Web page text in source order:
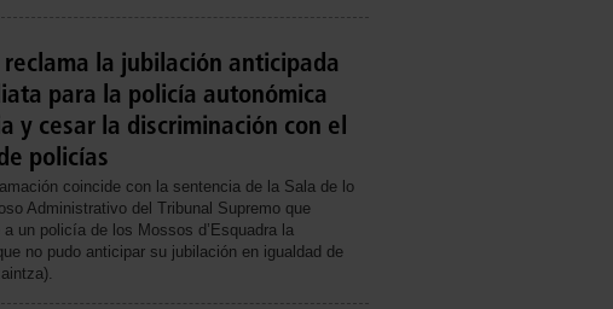
reclama la jubilación anticipada
para la policía autonómica
y cesar la discriminación con el
policías
coincide con la sentencia de la Sala de lo
Administrativo del Tribunal Supremo que
a un policía de los Mossos d’Esquadra la
no pudo anticipar su jubilación en igualdad de